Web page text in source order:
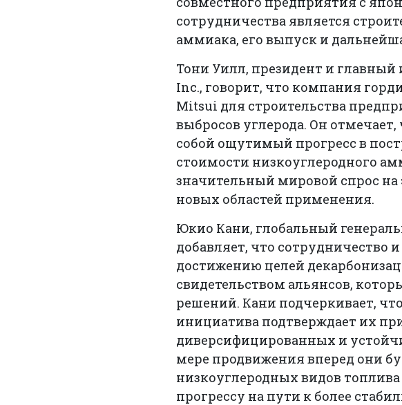
сотрудничества является
аммиака, его выпуск и
Тони Уилл, президент и
Inc., говорит, что компания
Mitsui для строительства
выбросов углерода. Он
собой ощутимый прогресс в
стоимости низкоуглеродного
значительный мировой спрос
новых областей применения.
Юкио Кани, глобальный
добавляет, что сотрудничество
достижению целей
свидетельством альянсов,
решений. Кани подчеркивает,
инициатива подтверждает их
диверсифицированных и
мере продвижения вперед они
низкоуглеродных видов
прогрессу на пути к более